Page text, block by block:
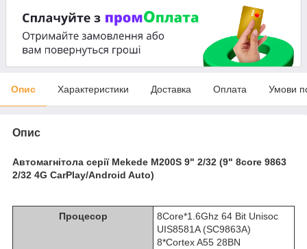
Опис Характеристики Доставка Оплата Умови
Опис
Автомагнітола серії Mekede M200S 9" 2/32 (9" 8core 9863
2/32 4G CarPlay/Android Auto)
Процесор
8Core*1.6Ghz 64 Bit Unisoc
UIS8581A (SC9863A)
8*Cortex A55 28BN